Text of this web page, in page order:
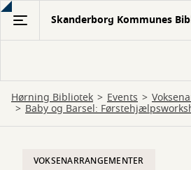
Gå
hovedindhold
Skanderborg Kommunes
Hørning Bibliotek Events
Baby og Barsel:
VOKSENARRANGEMENTER